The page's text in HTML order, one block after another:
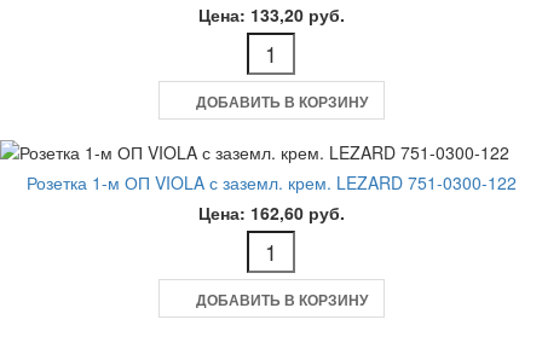
Цена: 133,20 руб.
ДОБАВИТЬ В КОРЗИНУ
Розетка 1-м ОП VIOLA с заземл. крем. LEZARD 751-0300-122
Цена: 162,60 руб.
ДОБАВИТЬ В КОРЗИНУ